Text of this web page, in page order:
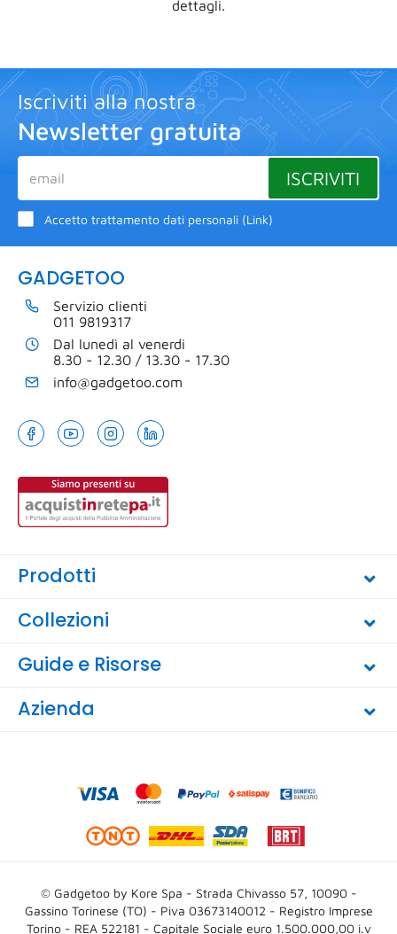
dettagli.
Iscriviti alla nostra
Newsletter gratuita
ISCRIVITI
Accetto trattamento dati personali (Link)
GADGETOO
Servizio clienti
011 9819317
Dal lunedì al venerdi
8.30 - 12.30 / 13.30 - 17.30
info@gadgetoo.com
Prodotti
Collezioni
Guide e Risorse
Azienda
© Gadgetoo by Kore Spa - Strada Chivasso 57, 10090 -
Gassino Torinese (TO) - Piva 03673140012 - Registro Imprese
Torino - REA 522181 - Capitale Sociale euro 1.500.000,00 i.v